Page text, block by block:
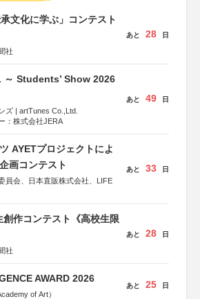
文化に学ぶ」コンテスト
社
あと 28 日
～ Students’ Show 2026
ズ | artTunes Co.,Ltd.
：株式会社JERA
あと 49 日
AYETプロジェクトによ
画コンテスト
員会、日本直販株式会社、LIFE
あと 33 日
作コンテスト《高校生限
社
あと 28 日
AWARD 2026
of Art）
あと 25 日